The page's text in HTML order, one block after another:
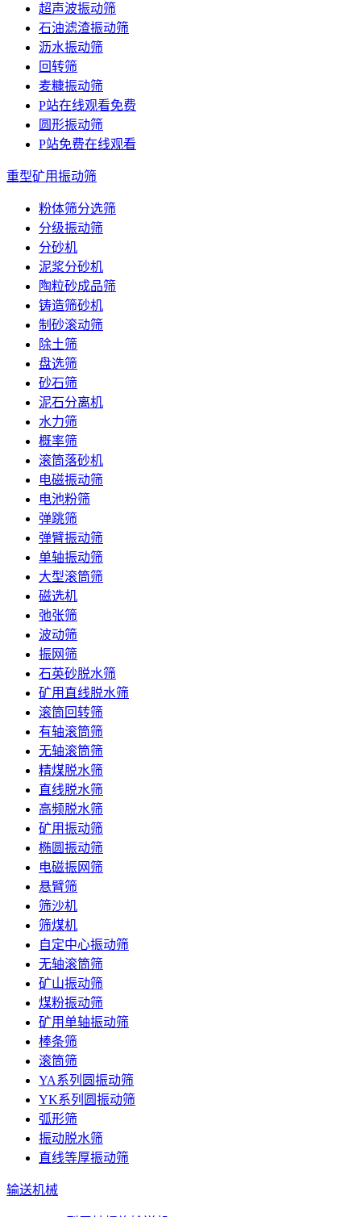
超声波振动筛
石油滤渣振动筛
沥水振动筛
回转筛
麦糠振动筛
P站在线观看免费
圆形振动筛
P站免费在线观看
重型矿用振动筛
粉体筛分选筛
分级振动筛
分砂机
泥浆分砂机
陶粒砂成品筛
铸造筛砂机
制砂滚动筛
除土筛
盘选筛
砂石筛
泥石分离机
水力筛
概率筛
滚筒落砂机
电磁振动筛
电池粉筛
弹跳筛
弹臂振动筛
单轴振动筛
大型滚筒筛
磁选机
弛张筛
波动筛
振网筛
石英砂脱水筛
矿用直线脱水筛
滚筒回转筛
有轴滚筒筛
无轴滚筒筛
精煤脱水筛
直线脱水筛
高频脱水筛
矿用振动筛
椭圆振动筛
电磁振网筛
悬臂筛
筛沙机
筛煤机
自定中心振动筛
无轴滚筒筛
矿山振动筛
煤粉振动筛
矿用单轴振动筛
棒条筛
滚筒筛
YA系列圆振动筛
YK系列圆振动筛
弧形筛
振动脱水筛
直线等厚振动筛
输送机械